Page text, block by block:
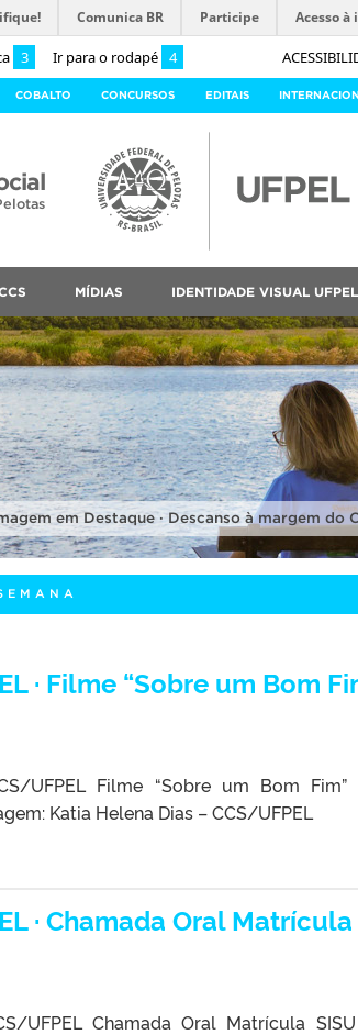
3 Ir para o rodapé 4
Comunica BR Participe Acesso
COBALTO CONCURSOS EDITAIS
MÍDIAS IDENTIDADE VISUAL UFPEL
em Destaque · Descanso à margem do
· Filme “Sobre um Bom
UFPEL Filme “Sobre um Bom
Katia Helena Dias – CCS/UFPEL
· Chamada Oral Matrícula
UFPEL Chamada Oral Matrícula